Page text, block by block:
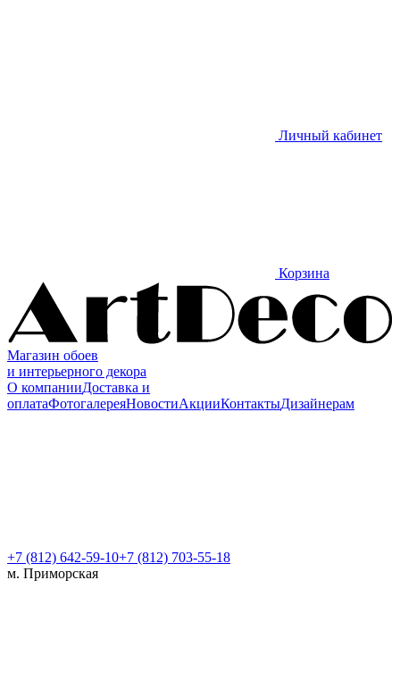
Личный кабинет
Корзина
Магазин обоев
и интерьерного декора
О компанииДоставка и
оплатаФотогалереяНовостиАкцииКонтактыДизайнерам
+7 (812) 642-59-10+7 (812) 703-55-18
м. Приморская